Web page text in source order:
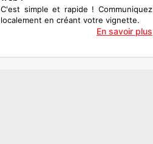
C'est simple et rapide ! Communiquez
localement en créant votre vignette.
En savoir plus